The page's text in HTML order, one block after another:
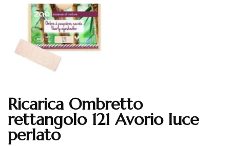
Ricarica Ombretto
rettangolo 121 Avorio luce
perlato
Translation missing: en.products.product.loader_label